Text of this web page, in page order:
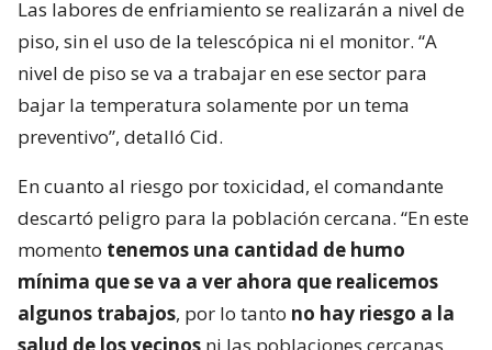
Las labores de enfriamiento se realizarán a nivel de
piso, sin el uso de la telescópica ni el monitor. “A
nivel de piso se va a trabajar en ese sector para
bajar la temperatura solamente por un tema
preventivo”, detalló Cid.
En cuanto al riesgo por toxicidad, el comandante
descartó peligro para la población cercana. “En este
momento tenemos una cantidad de humo
mínima que se va a ver ahora que realicemos
algunos trabajos, por lo tanto no hay riesgo a la